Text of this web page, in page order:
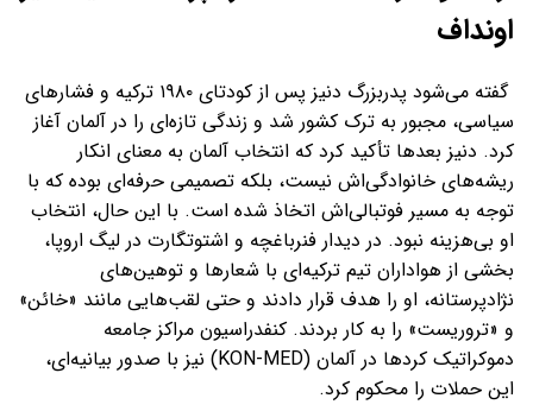
اونداف
گفته می‌شود پدربزرگ دنیز پس از کودتای ۱۹۸۰ ترکیه و فشارهای
سیاسی، مجبور به ترک کشور شد و زندگی تازه‌ای را در آلمان آغاز
کرد. دنیز بعدها تأکید کرد که انتخاب آلمان به معنای انکار
ریشه‌های خانوادگی‌اش نیست، بلکه تصمیمی حرفه‌ای بوده که با
توجه به مسیر فوتبالی‌اش اتخاذ شده است. با این حال، انتخاب
او بی‌هزینه نبود. در دیدار فنرباغچه و اشتوتگارت در لیگ اروپا،
بخشی از هواداران تیم ترکیه‌ای با شعارها و توهین‌های
نژادپرستانه، او را هدف قرار دادند و حتی لقب‌هایی مانند «خائن»
و «تروریست» را به کار بردند. کنفدراسیون مراکز جامعه
دموکراتیک کردها در آلمان (KON-MED) نیز با صدور بیانیه‌ای،
این حملات را محکوم کرد.